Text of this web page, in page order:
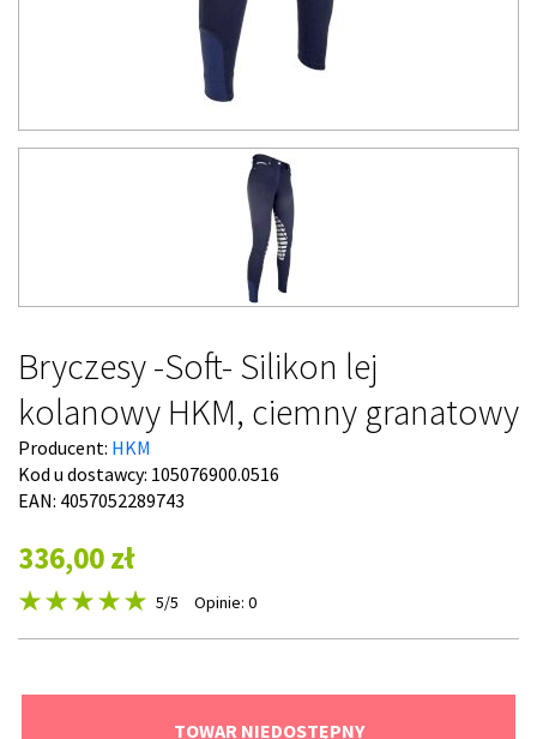
Bryczesy -Soft- Silikon lej
kolanowy HKM, ciemny granatowy
Producent: HKM
Kod u dostawcy: 105076900.0516
EAN: 4057052289743
336,00 zł
5/5 Opinie: 0
TOWAR NIEDOSTĘPNY